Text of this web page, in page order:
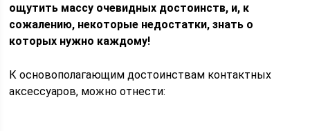
ощутить массу очевидных достоинств, и, к
сожалению, некоторые недостатки, знать о
которых нужно каждому!
К основополагающим достоинствам контактных
аксессуаров, можно отнести: